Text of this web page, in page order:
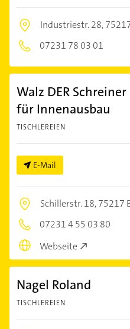
Industriestr. 28,
07231 78 03 01
Walz DER
für Innenausbau
TISCHLEREIEN
E-Mail
Schillerstr. 18,75217
07231 4 55 03 80
Webseite
Nagel Roland
TISCHLEREIEN